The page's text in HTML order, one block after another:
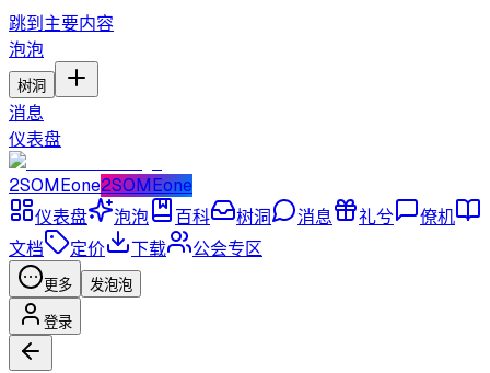
跳到主要内容
泡泡
树洞
消息
仪表盘
2SOMEone2SOMEone
仪表盘
泡泡 百科 树洞 消息 礼兮
僚机
文档
定价 下载 公会专区
更多 发泡泡
登录